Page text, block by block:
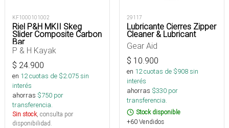
KF1000101002
Riel P&H MKII Skeg
Slider Composite Carbon
Bar
P & H Kayak
$ 24.900
en 12cuotas de $2.075sin
interés
ahorras $750 por
transferencia.
Sin stock, consulta por
disponibilidad.
29117
Lubricante Cierres Zipper
Cleaner & Lubricant
Gear Aid
$ 10.900
en 12cuotas de $908sin
interés
ahorras $330 por
transferencia.
Stock disponible
+60 Vendidos